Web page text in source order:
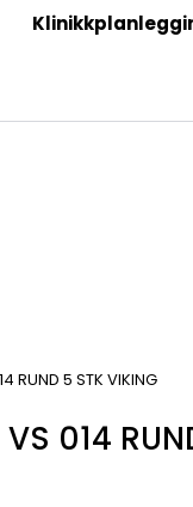
RUND 5 STK VIKING
014